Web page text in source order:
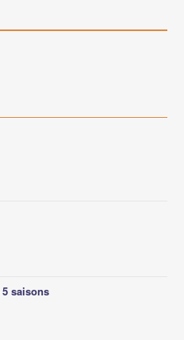
saisons